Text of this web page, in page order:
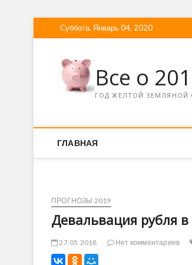
Суббота, Январь 04, 2020
Все о
ГОД ЖЕЛТОЙ ЗЕМЛЯНОЙ
ГЛАВНАЯ
ПРОГНОЗЫ 2019
Девальвация рубля в
27.05.2018 Нет комментариев